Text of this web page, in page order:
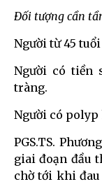
Đối tượng cần
Người từ 45
Người có tiền
tràng.
Người có polyp
PGS.TS.
giai đoạn đầu
chờ tới khi